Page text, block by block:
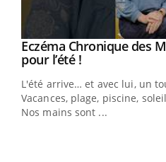
Youtube
Eczéma Chronique des
pour l’été !Youtube
L'été arrive… et avec lui, un
Vacances, plage, piscine,
Nos mains sont ...